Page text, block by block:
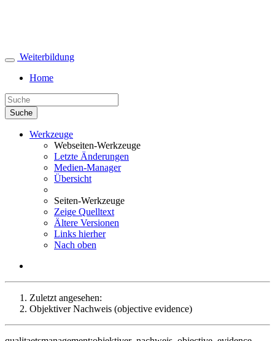
Weiterbildung
Home
Suche
Werkzeuge
Webseiten-Werkzeuge
Letzte Änderungen
Medien-Manager
Übersicht
Seiten-Werkzeuge
Zeige Quelltext
Ältere Versionen
Links hierher
Nach oben
Zuletzt angesehen:
Objektiver Nachweis (objective evidence)